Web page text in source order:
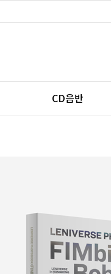
CD음반